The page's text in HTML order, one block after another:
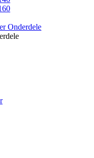
Onderdele